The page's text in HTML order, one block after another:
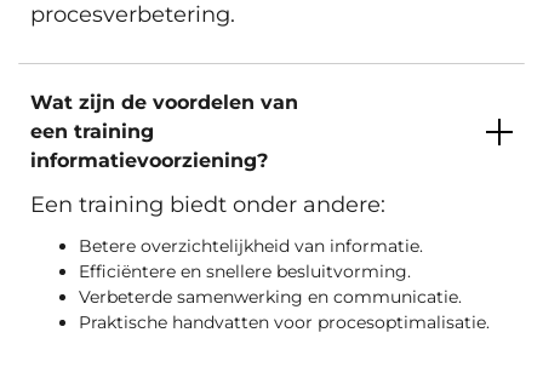
procesverbetering.
Wat zijn de voordelen van
een training
informatievoorziening?
Een training biedt onder andere:
Betere overzichtelijkheid van informatie.
Efficiëntere en snellere besluitvorming.
Verbeterde samenwerking en communicatie.
Praktische handvatten voor procesoptimalisatie.